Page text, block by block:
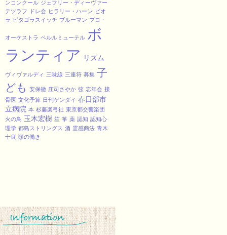
ンコンクール ジェフリー・ディーヴァー
テツラフ
ドレ会 ヒラリー・ハーン ビオ
ラ
ピタゴラスイッチ ブルーマン プロ・
オーケストラ ペルルミューテル ボ
ランティア
リズム
ヴィヴァルディ 三味線 三連符 募集 子
ども
安保徹 庄司さやか 弦 忘年会 接
骨医 文化予算 日刊ゲンダイ 春日部市
立病院 本 杉藤楽弓社 東京都交響楽団
火の鳥 玉木宏樹 笙 箏 薬 認知 認知心
理学 都島ストリングス 酒 霊感商法 青木
十良 頭の働き